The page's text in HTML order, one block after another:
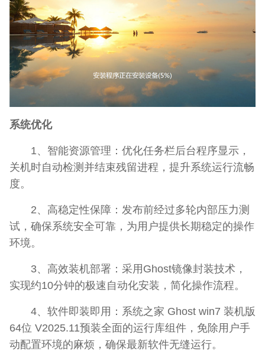
系统优化
1、智能资源管理：优化任务栏后台程序显示，
关机时自动检测并结束残留进程，提升系统运行流畅
度。
2、高稳定性保障：发布前经过多轮内部压力测
试，确保系统安全可靠，为用户提供长期稳定的操作
环境。
3、高效装机部署：采用Ghost镜像封装技术，
实现约10分钟的极速自动化安装，简化操作流程。
4、软件即装即用：系统之家 Ghost win7 装机版
64位 V2025.11预装全面的运行库组件，免除用户手
动配置环境的麻烦，确保最新软件无缝运行。